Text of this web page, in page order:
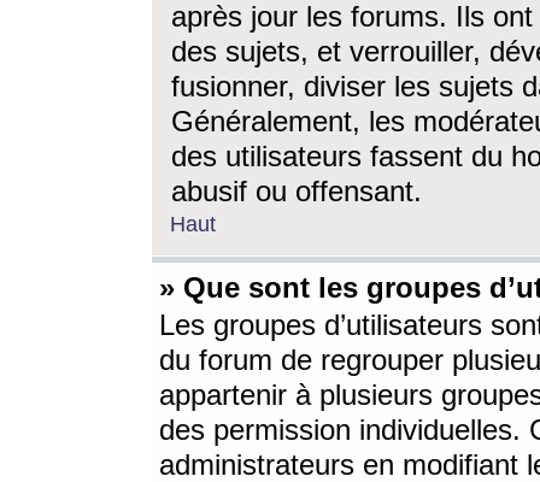
après jour les forums. Ils ont
des sujets, et verrouiller,
fusionner, diviser les sujets
Généralement, les
des utilisateurs fassent du
abusif ou offensant.
Haut
» Que sont les groupes
Les groupes d’utilisateurs
du forum de regrouper
appartenir à plusieurs
des permission individuelles.
administrateurs en modifiant